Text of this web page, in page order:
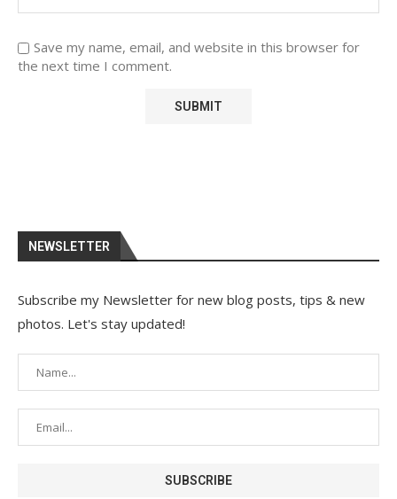
Save my name, email, and website in this browser for
the next time I comment.
NEWSLETTER
Subscribe my Newsletter for new blog posts, tips & new
photos. Let's stay updated!